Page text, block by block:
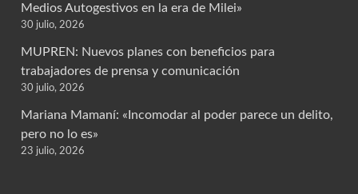
Medios Autogestivos en la era de Milei»
30 julio, 2026
MUPREN: Nuevos planes con beneficios para
trabajadores de prensa y comunicación
30 julio, 2026
Mariana Mamaní: «Incomodar al poder parece un delito,
pero no lo es»
23 julio, 2026